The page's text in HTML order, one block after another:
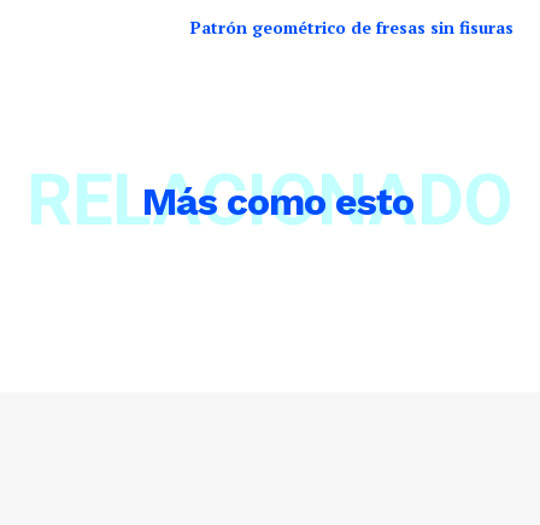
Patrón geométrico de fresas sin fisuras
Más como esto
RELACIONADO